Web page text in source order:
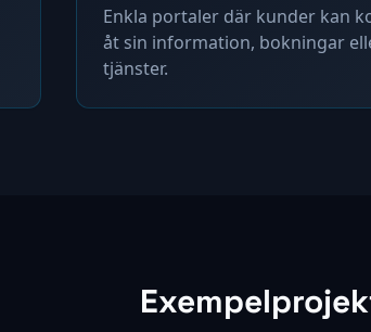
Enkla portaler där kunder kan
åt sin information, bokningar
tjänster.